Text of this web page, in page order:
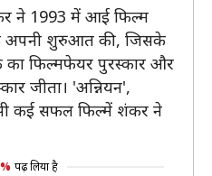
ने 1993 में आई फिल्म
अपनी शुरुआत की, जिसके
का फिल्मफेयर पुरस्कार और
जीता। 'अन्नियन',
कई सफल फिल्में शंकर ने
पढ़ लिया है